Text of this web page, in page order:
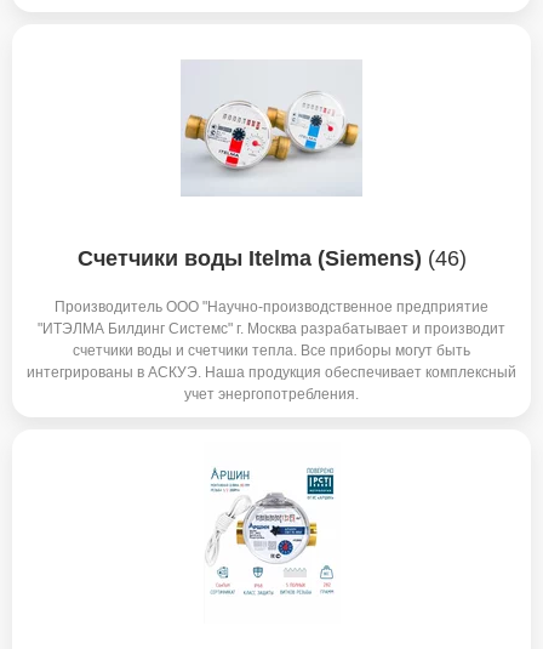
Счетчики воды Itelma (Siemens) (46)
Производитель ООО "Научно-производственное предприятие
"ИТЭЛМА Билдинг Системс" г. Москва разрабатывает и производит
счетчики воды и счетчики тепла. Все приборы могут быть
интегрированы в АСКУЭ. Наша продукция обеспечивает комплексный
учет энергопотребления.